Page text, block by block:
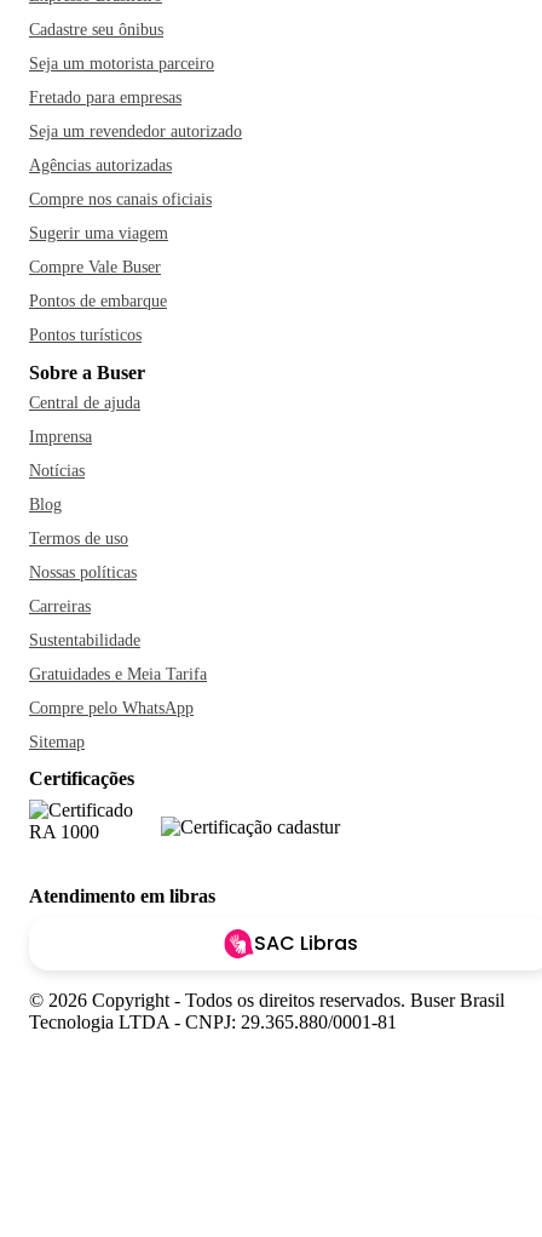
Cadastre seu ônibus
Seja um motorista parceiro
Fretado para empresas
Seja um revendedor autorizado
Agências autorizadas
Compre nos canais oficiais
Sugerir uma viagem
Compre Vale Buser
Pontos de embarque
Pontos turísticos
Sobre a Buser
Central de ajuda
Imprensa
Notícias
Blog
Termos de uso
Nossas políticas
Carreiras
Sustentabilidade
Gratuidades e Meia Tarifa
Compre pelo WhatsApp
Sitemap
Certificações
Atendimento em libras
SAC Libras
© 2026 Copyright - Todos os direitos reservados. Buser Brasil
Tecnologia LTDA - CNPJ: 29.365.880/0001-81